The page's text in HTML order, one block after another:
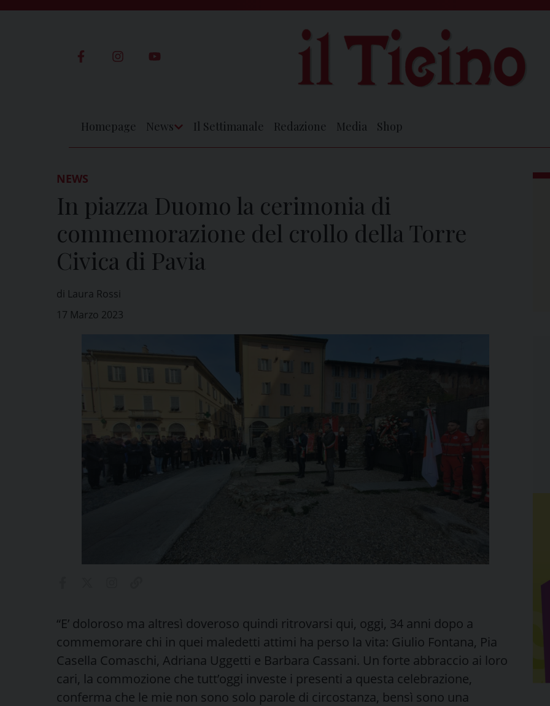
Homepage News Il Settimanale Redazione Media Shop
NEWS
In piazza Duomo la cerimonia di
commemorazione del crollo della Torre
Civica di Pavia
di Laura Rossi
17 Marzo 2023
“E’ doloroso ma altresì doveroso quindi ritrovarsi qui, oggi, 34 anni dopo a
commemorare chi in quei maledetti attimi ha perso la vita: Giulio Fontana, Pia
Casella Comaschi, Adriana Uggetti e Barbara Cassani. Un forte abbraccio ai loro
cari, la commozione che tutt’oggi investe i presenti a questa celebrazione,
conferma che le mie non sono solo parole di circostanza, bensì sono una